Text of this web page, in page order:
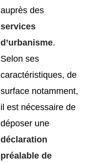
auprès des
services
d’urbanisme.
Selon ses
caractéristiques, de
surface notamment,
il est nécessaire de
déposer une
déclaration
préalable de